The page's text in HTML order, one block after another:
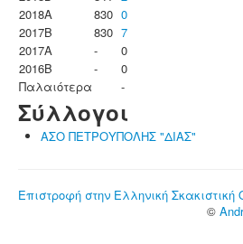
2018A
830 0
2017B
830 7
2017A
-
0
2016B
-
0
Παλαιότερα
-
Σύλλογοι
ΑΣΟ ΠΕΤΡΟΥΠΟΛΗΣ "ΔΙΑΣ"
Επιστροφή στην Ελληνική Σκακιστική
©